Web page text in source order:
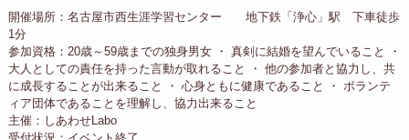
開催場所：名古屋市西生涯学習センター 地下鉄「浄心」駅 下車徒歩
1分
参加資格：20歳～59歳までの独身男女 ・ 真剣に結婚を望んでいること ・
大人としての責任を持った言動が取れること ・ 他の参加者と協力し、共
に成長することが出来ること ・ 心身ともに健康であること ・ ボランテ
ィア団体であることを理解し、協力出来ること
主催：しあわせLabo